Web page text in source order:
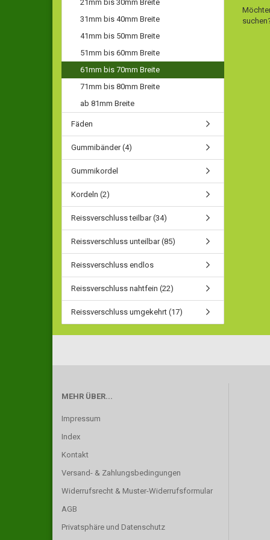
21mm bis 30mm Breite
31mm bis 40mm Breite
41mm bis 50mm Breite
51mm bis 60mm Breite
61mm bis 70mm Breite
71mm bis 80mm Breite
ab 81mm Breite
Fäden
Gummibänder (4)
Gummikordel
Kordeln (2)
Reissverschluss teilbar (34)
Reissverschluss unteilbar (85)
Reissverschluss endlos
Reissverschluss nahtfein (22)
Reissverschluss umgekehrt (17)
MEHR ÜBER...
Impressum
Index
Kontakt
Versand- & Zahlungsbedingungen
Widerrufsrecht & Muster-Widerrufsformular
AGB
Privatsphäre und Datenschutz